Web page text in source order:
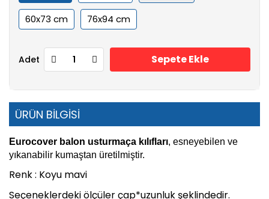
60x73 cm 76x94 cm
Adet Sepete Ekle
ÜRÜN BİLGİSİ
Eurocover balon usturmaça kılıfları, esneyebilen ve
yıkanabilir kumaştan üretilmiştir.
Renk : Koyu mavi
Seçeneklerdeki ölçüler çap*uzunluk şeklindedir.